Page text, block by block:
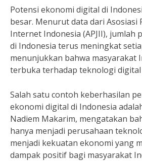
Potensi ekonomi digital di
besar. Menurut data dari Asosiasi
Internet Indonesia (APJII), jumlah
di Indonesia terus meningkat
menunjukkan bahwa masyarakat
terbuka terhadap teknologi
Salah satu contoh keberhasilan
ekonomi digital di Indonesia
Nadiem Makarim, mengatakan
hanya menjadi perusahaan
menjadi kekuatan ekonomi yang
dampak positif bagi masyarakat